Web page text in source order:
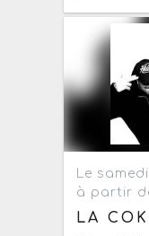
Le
à partir
LA